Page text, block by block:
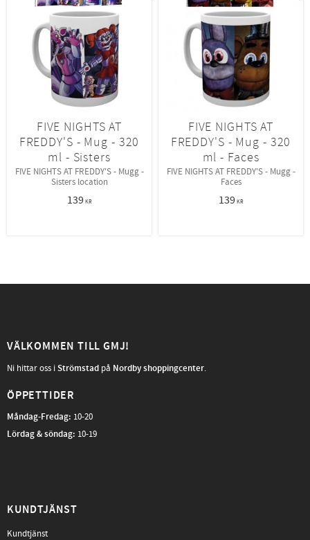
FIVE NIGHTS AT
FREDDY'S - Mug - 320
ml - Sisters
FIVE NIGHTS AT FREDDY'S - Mugg -
Sisters location
139KR
FIVE NIGHTS AT
FREDDY'S - Mug - 320
ml - Faces
FIVE NIGHTS AT FREDDY'S - Mugg -
Faces
139KR
VÄLKOMMEN TILL GMJ!
Ni hittar oss iStrömstad på Nordby shoppingcenter.
ÖPPETTIDER
Måndag-Fredag: 10-20
Lördag & söndag: 10-19
KUNDTJÄNST
Kundtjänst